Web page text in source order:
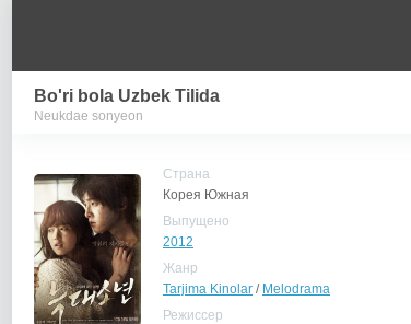
Bo'ri bola Uzbek Tilida
Neukdae sonyeon
Страна
Корея Южная
Выпущено
2012
Жанр
Tarjima Kinolar / Melodrama
Режиссер